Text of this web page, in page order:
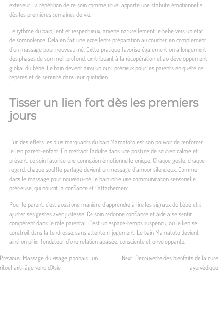
extérieur. La répétition de ce soin comme rituel apporte une stabilité émotionnelle
dès les premières semaines de vie.
Le rythme du bain, lent et respectueux, amène naturellement le bébé vers un état
de somnolence. Cela en fait une excellente préparation au coucher, en complément
d’un massage pour nouveau-né. Cette pratique favorise également un allongement
des phases de sommeil profond, contribuant à la récupération et au développement
global du bébé. Le bain devient ainsi un outil précieux pour les parents en quête de
repères et de sérénité dans leur quotidien.
Tisser un lien fort dès les premiers
jours
L’un des effets les plus marquants du bain Mamatoto est son pouvoir de renforcer
le lien parent-enfant. En mettant l’adulte dans une posture de soutien calme et
présent, ce soin favorise une connexion émotionnelle unique. Chaque geste, chaque
regard, chaque souffle partagé devient un message d’amour silencieux. Comme
dans le massage pour nouveau-né, le bain initie une communication sensorielle
précieuse, qui nourrit la confiance et l’attachement.
Pour le parent, c’est aussi une manière d’apprendre à lire les signaux du bébé et à
ajuster ses gestes avec justesse. Ce soin redonne confiance et aide à se sentir
compétent dans le rôle parental. C’est un espace-temps suspendu, où le lien se
construit dans la tendresse, sans attente ni jugement. Le bain Mamatoto devient
ainsi un pilier fondateur d’une relation apaisée, consciente et enveloppante.
Navigation
Previous: Massage du visage japonais : un
rituel anti-âge venu d’Asie
Next: Découverte des bienfaits de la cure
ayurvédique